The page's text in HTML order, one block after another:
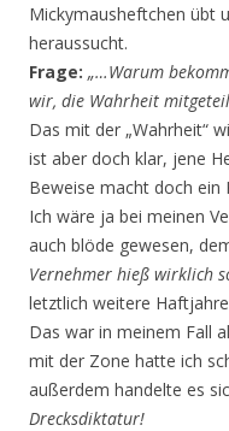
Mickymausheftchen übt
heraussucht.
Frage: „…Warum
wir, die Wahrheit
Das mit der „Wahrheit“
ist aber doch klar, jene
Beweise macht doch ein
Ich wäre ja bei meinen
auch blöde gewesen,
Vernehmer hieß wirklich
letztlich weitere
Das war in meinem Fall
mit der Zone hatte ich
außerdem handelte es
Drecksdiktatur!